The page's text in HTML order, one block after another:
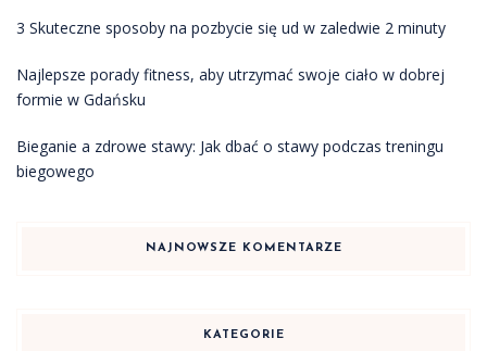
3 Skuteczne sposoby na pozbycie się ud w zaledwie 2 minuty
Najlepsze porady fitness, aby utrzymać swoje ciało w dobrej
formie w Gdańsku
Bieganie a zdrowe stawy: Jak dbać o stawy podczas treningu
biegowego
NAJNOWSZE KOMENTARZE
KATEGORIE